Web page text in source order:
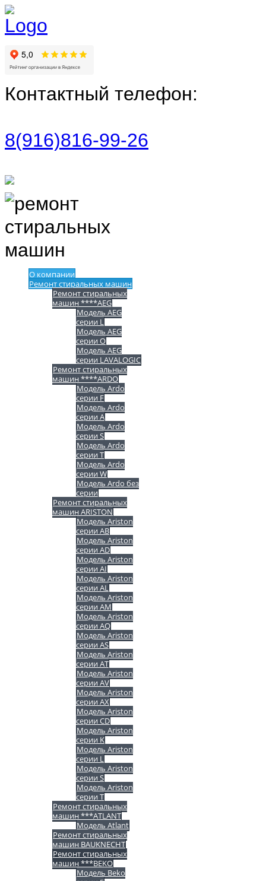
Контактный телефон:
8(916)816-99-26
О компании
Ремонт стиральных машин
Ремонт стиральных
машин ****AEG
Модель AEG
серии L
Модель AEG
серии O
Модель AEG
серии LAVALOGIC
Ремонт стиральных
машин ****ARDO
Модель Ardo
серии F
Модель Ardo
серии A
Модель Ardo
серии S
Модель Ardo
серии T
Модель Ardo
серии W
Модель Ardo без
серии
Ремонт стиральных
машин ARISTON
Модель Ariston
серии AB
Модель Ariston
серии AD
Модель Ariston
серии AI
Модель Ariston
серии AL
Модель Ariston
серии AM
Модель Ariston
серии AQ
Модель Ariston
серии AS
Модель Ariston
серии AT
Модель Ariston
серии AV
Модель Ariston
серии AX
Модель Ariston
серии CD
Модель Ariston
серии K
Модель Ariston
серии L
Модель Ariston
серии S
Модель Ariston
серии T
Ремонт стиральных
машин ***ATLANT
Модель Atlant
Ремонт стиральных
машин BAUKNECHT
Ремонт стиральных
машин ***BEKO
Модель Beko